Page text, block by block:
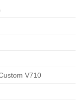
V710